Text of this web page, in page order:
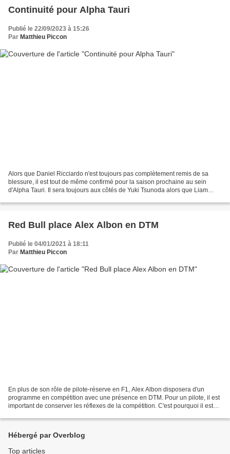
Continuité pour Alpha Tauri
Publié le 22/09/2023 à 15:26
Par Matthieu Piccon
Alors que Daniel Ricciardo n'est toujours pas complètement remis de sa
blessure, il est tout de même confirmé pour la saison prochaine au sein
d'Alpha Tauri. Il sera toujours aux côtés de Yuki Tsunoda alors que Liam
Red Bull place Alex Albon en DTM
Publié le 04/01/2021 à 18:11
Par Matthieu Piccon
En plus de son rôle de pilote-réserve en F1, Alex Albon disposera d'un
programme en compétition avec une présence en DTM. Pour un pilote, il est
important de conserver les réflexes de la compétition. C'est pourquoi il est
Hébergé par Overblog
Top articles